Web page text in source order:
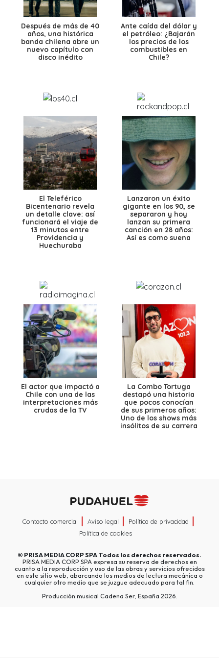
Después de más de 40
años, una histórica
banda chilena abre un
nuevo capítulo con
disco inédito
Ante caída del dólar y
el petróleo: ¿Bajarán
los precios de los
combustibles en
Chile?
El Teleférico
Bicentenario revela
un detalle clave: así
funcionará el viaje de
13 minutos entre
Providencia y
Huechuraba
Lanzaron un éxito
gigante en los 90, se
separaron y hoy
lanzan su primera
canción en 28 años:
Así es como suena
El actor que impactó a
Chile con una de las
interpretaciones más
crudas de la TV
La Combo Tortuga
destapó una historia
que pocos conocían
de sus primeros años:
Uno de los shows más
insólitos de su carrera
Contacto comercial Aviso legal
Política de privacidad
Política de cookies
© PRISA MEDIA CORP SPATodos los derechos reservados.
PRISA MEDIA CORP SPA expresa su reserva de derechos en
cuanto a la reproducción y uso de las obras y servicios ofrecidos
en este sitio web, abarcando los medios de lectura mecánica o
cualquier otro medio que se juzgue adecuado para tal fin.
Producción musical Cadena Ser, España 2026.